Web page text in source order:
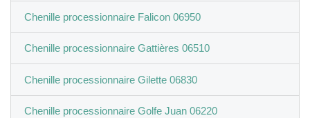
Chenille processionnaire Falicon 06950
Chenille processionnaire Gattières 06510
Chenille processionnaire Gilette 06830
Chenille processionnaire Golfe Juan 06220